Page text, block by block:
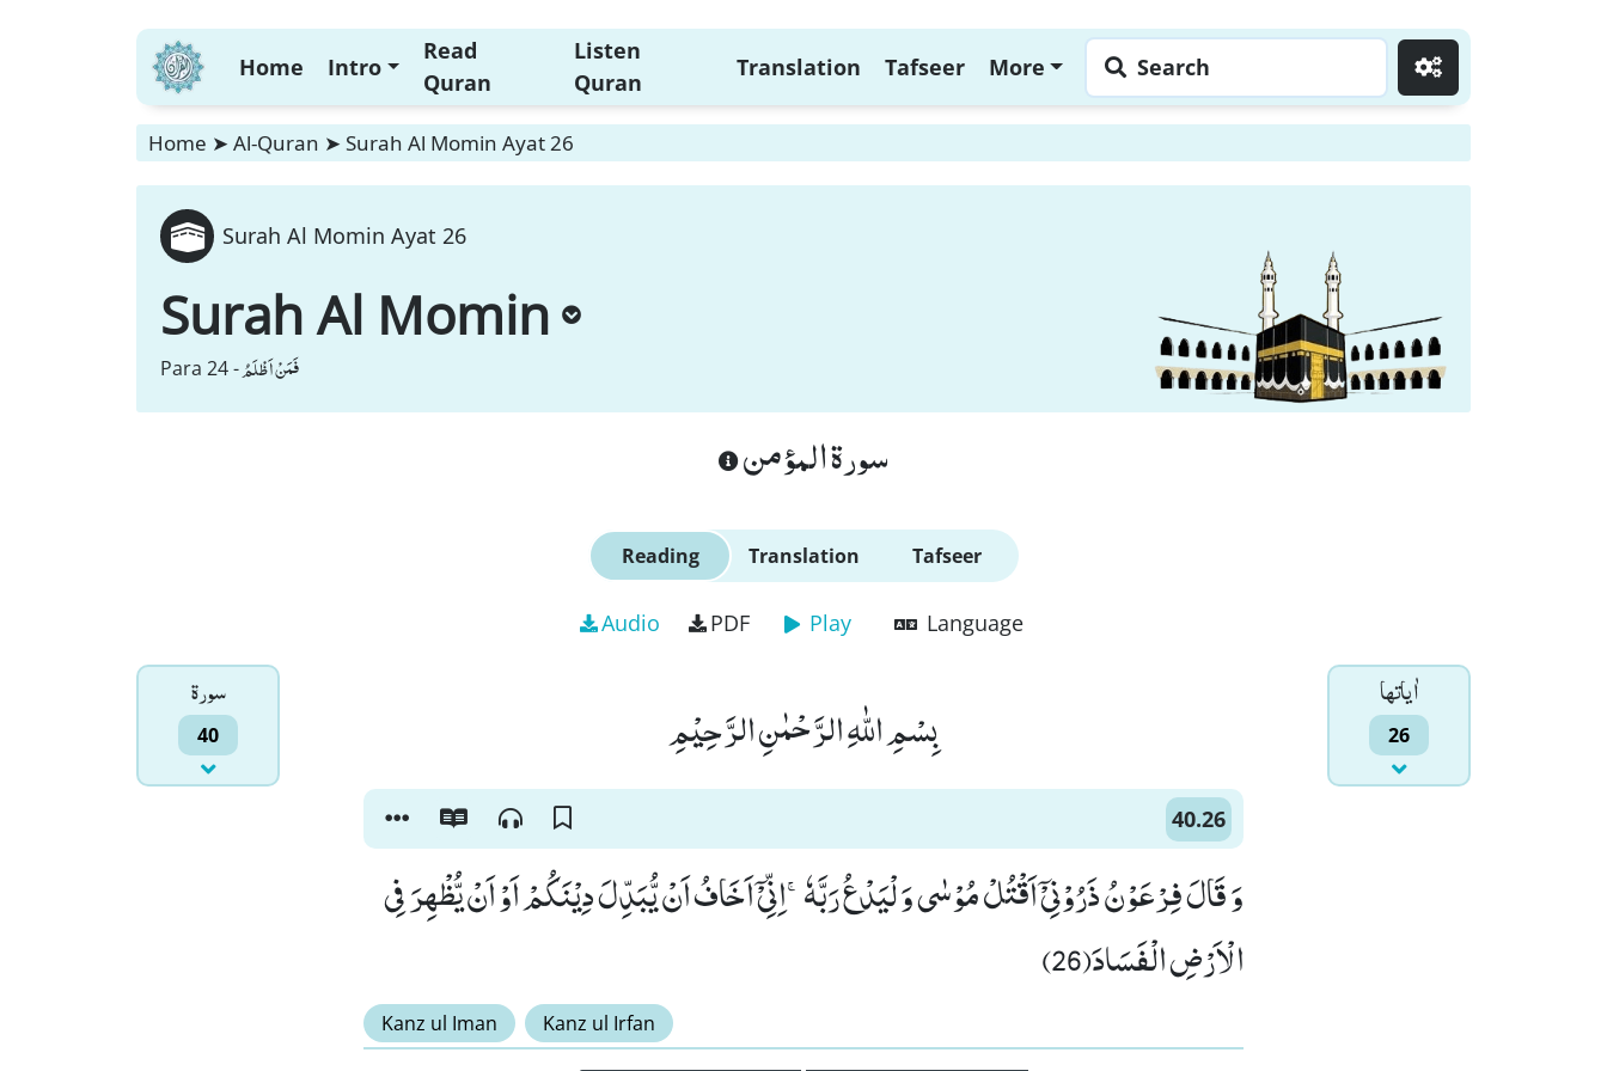
Home Intro
Read
Quran
Listen
Quran
Translation Tafseer More Search
Home ➤ Al-Quran ➤ Surah Al Momin Ayat 26
Surah Al Momin Ayat 26
Surah Al Momin
Para 24 -فَمَنْ اَظْلَمُ
سورة المؤمن
Reading Translation Tafseer
Audio PDF Play Language
سورۃ
40
اٰياتها
26 بِسْمِ اللّٰهِ الرَّحْمٰنِ الرَّحِیْمِ
40.26
وَ قَالَ فِرْعَوْنُ ذَرُوْنِیْۤ اَقْتُلْ مُوْسٰى وَ لْیَدْعُ رَبَّهٗۚ-اِنِّیْۤ اَخَافُ اَنْ یُّبَدِّلَ دِیْنَكُمْ اَوْ اَنْ یُّظْهِرَ فِی
الْاَرْضِ الْفَسَادَ(26)
Kanz ul Iman Kanz ul Irfan